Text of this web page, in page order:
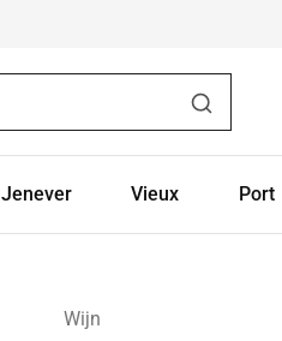
Jenever Vieux Port
Wijn